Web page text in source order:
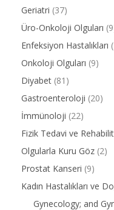
Geriatri (37)
Üro-Onkoloji Olguları
Enfeksiyon Hastalıkları
Onkoloji Olguları (9)
Diyabet (81)
Gastroenteroloji (20)
İmmünoloji (22)
Fizik Tedavi ve
Olgularla Kuru Göz (2)
Prostat Kanseri (9)
Kadın Hastalıkları ve
Gynecology; and